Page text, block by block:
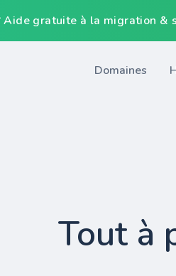
Aide gratuite à la migration
Domaines
Tout à